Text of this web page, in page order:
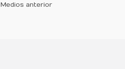
Medios anterior